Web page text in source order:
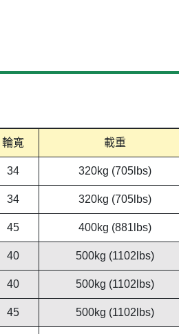
輪寬 載重
34 320kg (705lbs)
34 320kg (705lbs)
45 400kg (881lbs)
40 500kg (1102lbs)
40 500kg (1102lbs)
45 500kg (1102lbs)